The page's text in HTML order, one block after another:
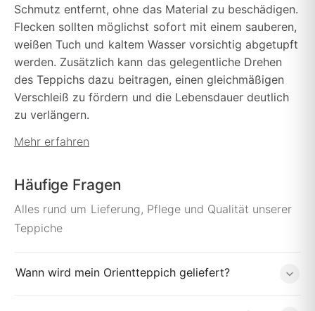
Schmutz entfernt, ohne das Material zu beschädigen.
Flecken sollten möglichst sofort mit einem sauberen,
weißen Tuch und kaltem Wasser vorsichtig abgetupft
werden. Zusätzlich kann das gelegentliche Drehen
des Teppichs dazu beitragen, einen gleichmäßigen
Verschleiß zu fördern und die Lebensdauer deutlich
zu verlängern.
Mehr erfahren
Häufige Fragen
Alles rund um Lieferung, Pflege und Qualität unserer
Teppiche
Wann wird mein Orientteppich geliefert?